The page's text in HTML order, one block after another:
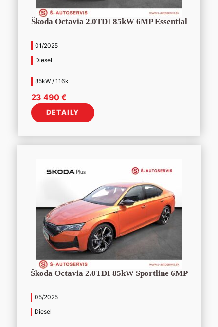
Škoda Octavia 2.0TDI 85kW 6MP Essential
01/2025
Diesel
85kW / 116k
23 490 €
DETAILY
Škoda Octavia 2.0TDI 85kW Sportline 6MP
05/2025
Diesel